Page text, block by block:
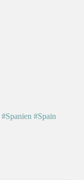
#Spanien #Spain